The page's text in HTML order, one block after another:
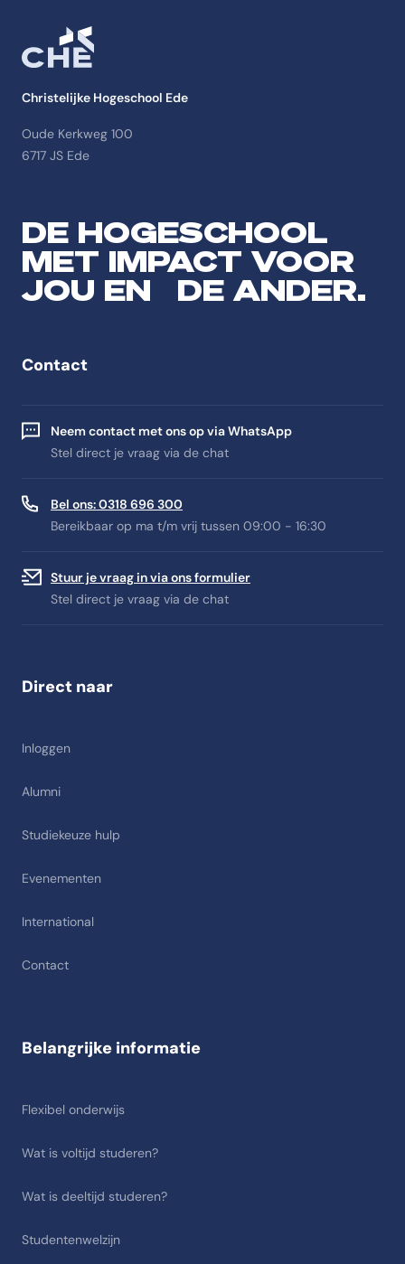
Christelijke Hogeschool Ede
Oude Kerkweg 100
6717 JS Ede
DE HOGESCHOOL
MET IMPACT VOOR
JOU EN DE ANDER.
Contact
Neem contact met ons op via WhatsApp
Stel direct je vraag via de chat
Bel ons: 0318 696 300
Bereikbaar op ma t/m vrij tussen 09:00 - 16:30
Stuur je vraag in via ons formulier
Stel direct je vraag via de chat
Direct naar
Inloggen
Alumni
Studiekeuze hulp
Evenementen
International
Contact
Belangrijke informatie
Flexibel onderwijs
Wat is voltijd studeren?
Wat is deeltijd studeren?
Studentenwelzijn